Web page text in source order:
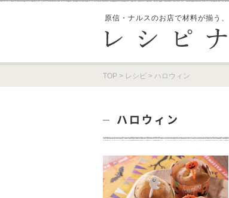
原信・ナルスのお店で材料が揃う、
TOP > レシピ > ハロウィン
ハロウィン